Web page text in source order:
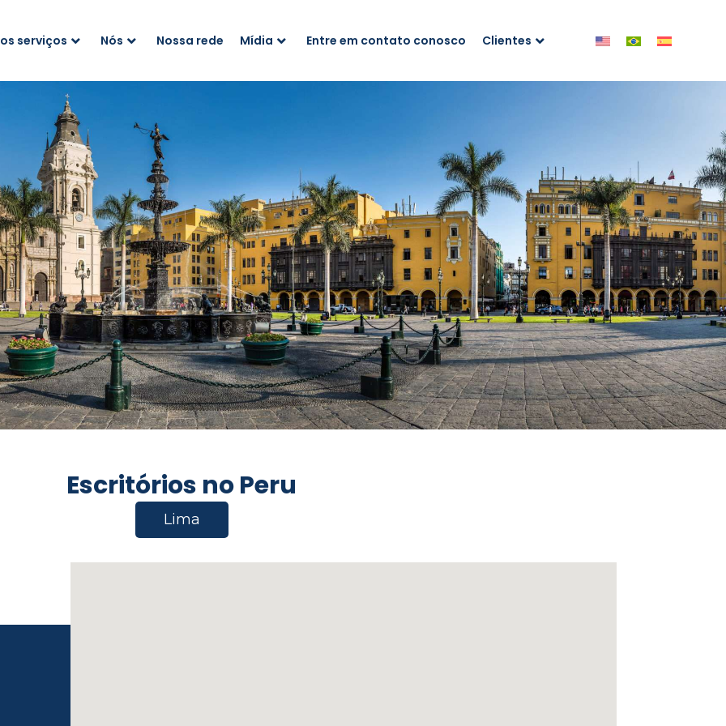
serviços Nós Nossa rede Mídia Entre em contato conosco Clientes
Escritórios no Peru
Lima